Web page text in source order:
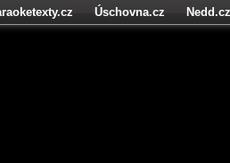
Úschovna.cz
Nedd.cz